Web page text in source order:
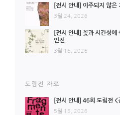
[전시 안내] 이주되지 않은
3월 24, 2026
[전시 안내] 꽃과 시간성에
인전
3월 16, 2026
도림전 자료
[전시 안내] 46회 도림전 <
5월 15, 2026